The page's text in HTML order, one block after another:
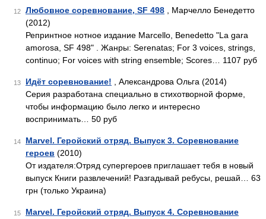
12 Любовное соревнование, SF 498 , Марчелло Бенедетто
(2012)
Репринтное нотное издание Marcello, Benedetto "La gara
amorosa, SF 498" . Жанры: Serenatas; For 3 voices, strings,
continuo; For voices with string ensemble; Scores… 1107 руб
13 Идёт соревнование! , Александрова Ольга (2014)
Серия разработана специально в стихотворной форме,
чтобы информацию было легко и интересно
воспринимать… 50 руб
14
Marvel. Геройский отряд. Выпуск 3. Соревнование
героев (2010)
От издателя:Отряд супергероев приглашает тебя в новый
выпуск Книги развлечений! Разгадывай ребусы, решай… 63
грн (только Украина)
15
Marvel. Геройский отряд. Выпуск 4. Соревнование